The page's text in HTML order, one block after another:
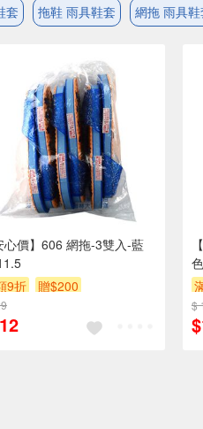
套 拖鞋 雨具鞋套 網拖 雨具鞋
心價】606 網拖-3雙入-藍
9折
贈$200
$